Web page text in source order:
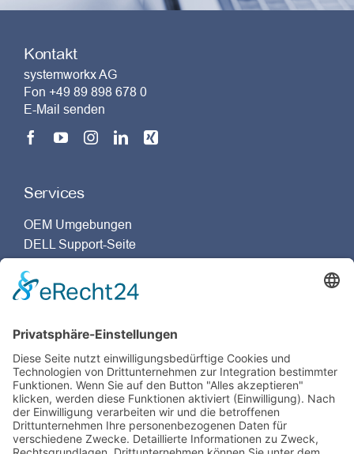
Kontakt
systemworkx AG
Fon +49 89 898 678 0
E-Mail senden
Services
OEM Umgebungen
DELL Support-Seite
Zertifizierung
Unternehmensgruppe